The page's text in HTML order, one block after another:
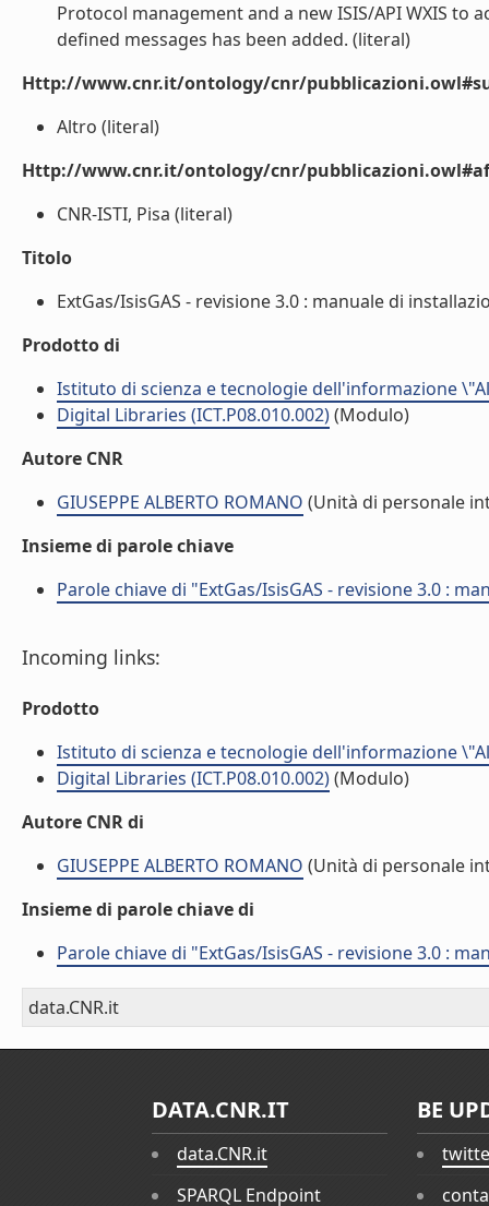
Protocol management and a new ISIS/API WXIS to
defined messages has been added. (literal)
Http://www.cnr.it/ontology/cnr/
Altro (literal)
Http://www.cnr.it/ontology/cnr/
CNR-ISTI, Pisa (literal)
Titolo
ExtGas/IsisGAS - revisione 3.0 : manuale di
Prodotto di
Istituto di scienza e tecnologie dell'informazione
Digital Libraries (ICT.P08.010.002)(Modulo)
Autore CNR
GIUSEPPE ALBERTO ROMANO (Unità di personale
Insieme di parole chiave
Parole chiave di "ExtGas/IsisGAS - revisione 3.0 :
Incoming links:
Prodotto
Istituto di scienza e tecnologie dell'informazione
Digital Libraries (ICT.P08.010.002)(Modulo)
Autore CNR di
GIUSEPPE ALBERTO ROMANO (Unità di personale
Insieme di parole chiave di
Parole chiave di "ExtGas/IsisGAS - revisione 3.0 :
data.CNR.it
DATA.CNR.IT
data.CNR.it
SPARQL Endpoint
BE